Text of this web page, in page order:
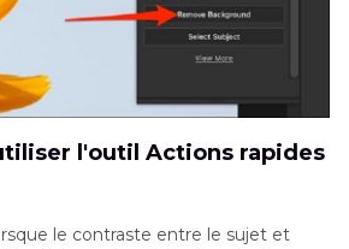
l'outil Actions rapides
le contraste entre le sujet et